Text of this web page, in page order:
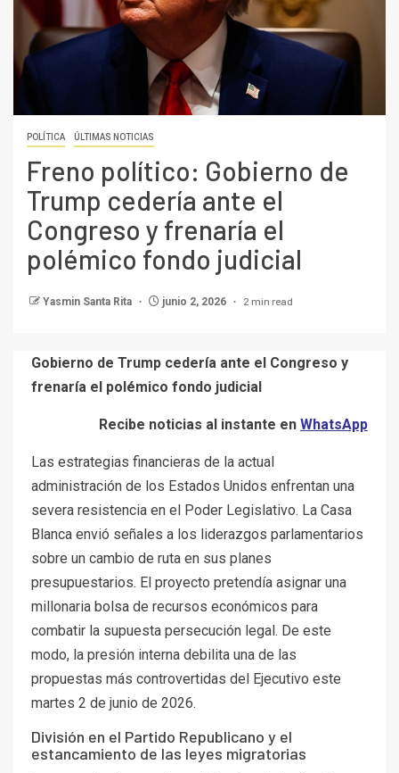
POLÍTICA ÚLTIMAS NOTICIAS
Freno político: Gobierno de
Trump cedería ante el
Congreso y frenaría el
polémico fondo judicial
Yasmin Santa Rita junio 2, 2026 2 min read
Gobierno de Trump cedería ante el Congreso y
frenaría el polémico fondo judicial
Recibe noticias al instante en WhatsApp
Las estrategias financieras de la actual
administración de los Estados Unidos enfrentan una
severa resistencia en el Poder Legislativo. La Casa
Blanca envió señales a los liderazgos parlamentarios
sobre un cambio de ruta en sus planes
presupuestarios. El proyecto pretendía asignar una
millonaria bolsa de recursos económicos para
combatir la supuesta persecución legal. De este
modo, la presión interna debilita una de las
propuestas más controvertidas del Ejecutivo este
martes 2 de junio de 2026.
División en el Partido Republicano y el
estancamiento de las leyes migratorias